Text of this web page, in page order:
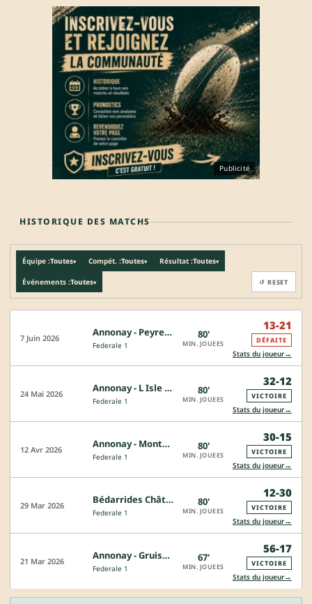
Publicité
HISTORIQUE DES MATCHS
Équipe :Toutes▾ Compét. :Toutes▾ Résultat :Toutes▾
Événements :Toutes▾ ↺ RESET
7 Juin 2026 Annonay - Peyrehorade
Federale 1
80'
MIN. JOUEES
13-21
DÉFAITE
Stats du joueur→
24 Mai 2026 Annonay - L Isle Jourdain
Federale 1
80'
MIN. JOUEES
32-12
VICTOIRE
Stats du joueur→
12 Avr 2026 Annonay - Montmélian
Federale 1
80'
MIN. JOUEES
30-15
VICTOIRE
Stats du joueur→
29 Mar 2026 Bédarrides Châteauneuf - Annonay
Federale 1
80'
MIN. JOUEES
12-30
VICTOIRE
Stats du joueur→
21 Mar 2026 Annonay - Gruissan
Federale 1
67'
MIN. JOUEES
56-17
VICTOIRE
Stats du joueur→